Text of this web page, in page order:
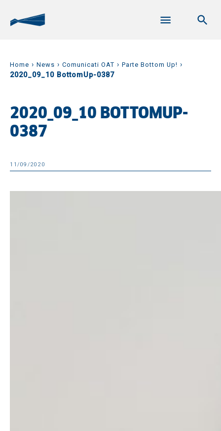
Home › News › Comunicati OAT › Parte Bottom Up! ›
2020_09_10 BottomUp-0387
2020_09_10 BOTTOMUP-
0387
11/09/2020